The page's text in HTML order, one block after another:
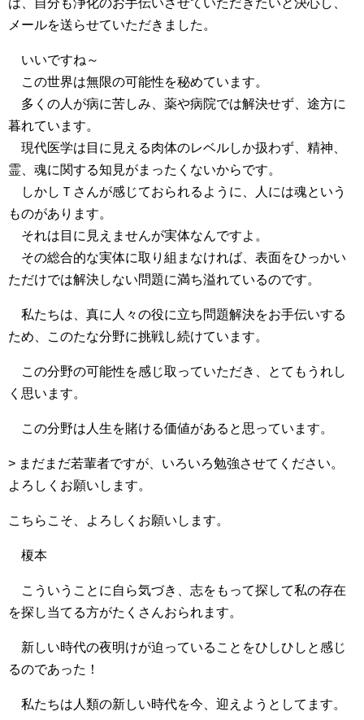
は、自分も浄化のお手伝いさせていただきたいと決心し、
メールを送らせていただきました。
いいですね～
この世界は無限の可能性を秘めています。
多くの人が病に苦しみ、薬や病院では解決せず、途方に
暮れています。
現代医学は目に見える肉体のレベルしか扱わず、精神、
霊、魂に関する知見がまったくないからです。
しかしＴさんが感じておられるように、人には魂という
ものがあります。
それは目に見えませんが実体なんですよ。
その総合的な実体に取り組まなければ、表面をひっかい
ただけでは解決しない問題に満ち溢れているのです。
私たちは、真に人々の役に立ち問題解決をお手伝いする
ため、このたな分野に挑戦し続けています。
この分野の可能性を感じ取っていただき、とてもうれし
く思います。
この分野は人生を賭ける価値があると思っています。
> まだまだ若輩者ですが、いろいろ勉強させてください。
よろしくお願いします。
こちらこそ、よろしくお願いします。
榎本
こういうことに自ら気づき、志をもって探して私の存在
を探し当てる方がたくさんおられます。
新しい時代の夜明けが迫っていることをひしひしと感じ
るのであった！
私たちは人類の新しい時代を今、迎えようとしてます。